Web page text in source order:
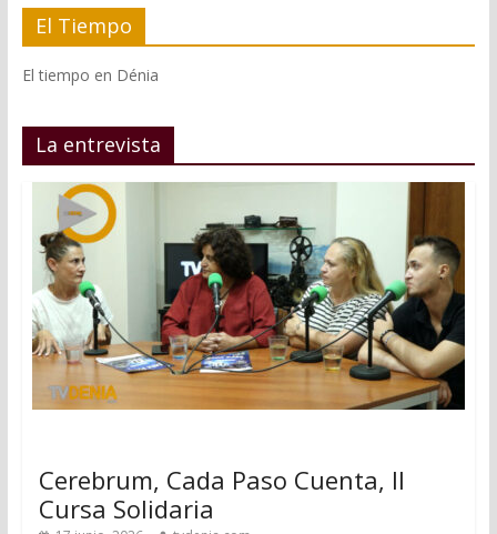
El Tiempo
El tiempo en Dénia
La entrevista
Cerebrum, Cada Paso Cuenta, II
Cursa Solidaria